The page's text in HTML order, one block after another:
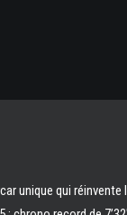
unique qui réinvente